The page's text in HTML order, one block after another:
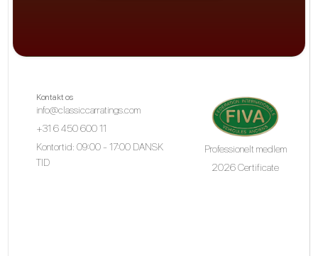
Kontakt os
info@classiccarratings.com
+31 6 450 600 11
Kontortid: 09:00 - 17:00 DANSK
TID
Professionelt medlem
2026 Certificate